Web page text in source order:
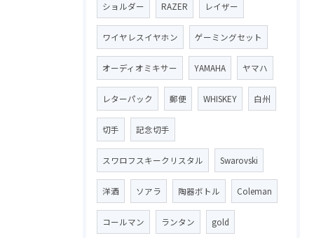
ショルダー RAZER レイザー
ワイヤレスイヤホン ゲーミングセット
オーディオミキサー YAMAHA ヤマハ
レターパック 郵便 WHISKEY 白州
切手 記念切手
スワロフスキークリスタル Swarovski
洋酒 ソアラ 陶器ボトル Coleman
コールマン ランタン gold